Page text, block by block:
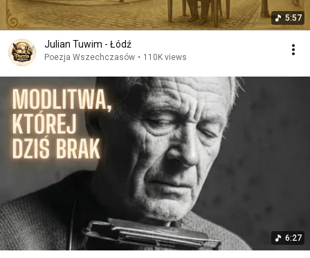
5:57
Julian Tuwim - Łódź
Poezja Wszechczasów • 110K views
6:27